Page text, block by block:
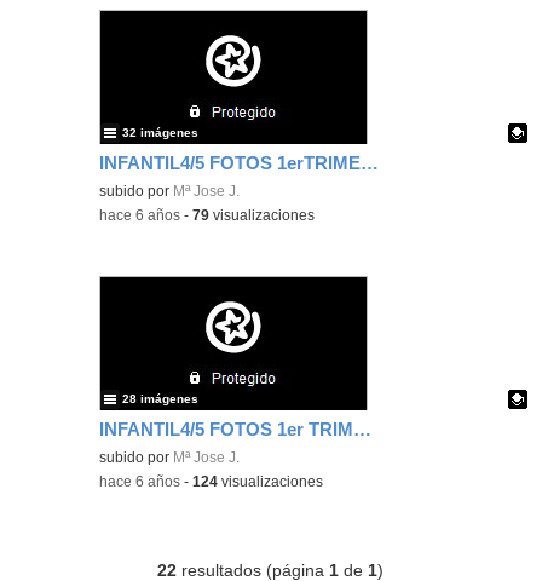
INFANTIL4/5 FOTOS 1erTRIMESTRE II
Contenido educativo.
subido por Mª Jose J.
32 imágenes
-hace 6 años -79 visualizaciones
INFANTIL4/5 FOTOS 1er TRIMESTRE I
Contenido educativo.
subido por Mª Jose J.
28 imágenes
-hace 6 años -124 visualizaciones
22 resultados (página 1 de 1)